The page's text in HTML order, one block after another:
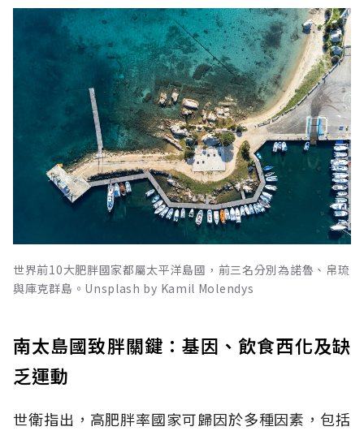
世界前10大肥胖國家都屬太平洋島國，前三名分別為諾魯、帛琉
與庫克群島。Unsplash by Kamil Molendys
南太島國致胖關鍵：基因、飲食西化及缺
乏運動
世衛指出，高肥胖率國家可歸因於多種因素，包括